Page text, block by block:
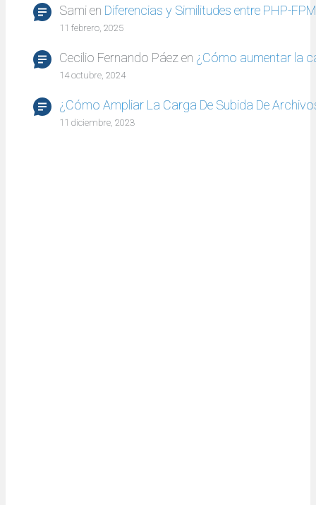
Samien Diferencias y Similitudes entre PHP-
11 febrero, 2025
Cecilio Fernando Páez en ¿Cómo aumentar la
14 octubre, 2024
¿Cómo Ampliar La Carga De Subida De
11 diciembre, 2023